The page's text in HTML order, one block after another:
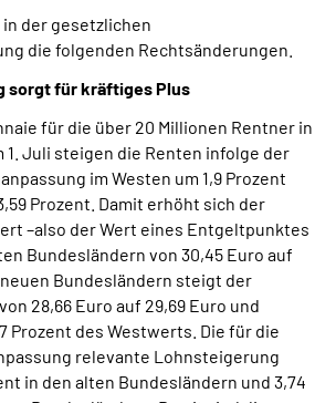
(DGS)
Mein Kundenportal
in der gesetzlichen
die folgenden Rechtsänderungen.
sorgt für kräftiges Plus
für die über 20 Millionen Rentner in
1. Juli steigen die Renten infolge der
im Westen um 1,9 Prozent
Prozent. Damit erhöht sich der
–also der Wert eines Entgeltpunktes
Bundesländern von 30,45 Euro auf
neuen Bundesländern steigt der
28,66 Euro auf 29,69 Euro und
Prozent des Westwerts. Die für die
relevante Lohnsteigerung
in den alten Bundesländern und 3,74